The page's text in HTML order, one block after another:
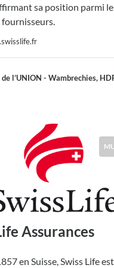
sa position parmi
l’UNION - Wambrechies,
Assurances
en Suisse, Swiss Life